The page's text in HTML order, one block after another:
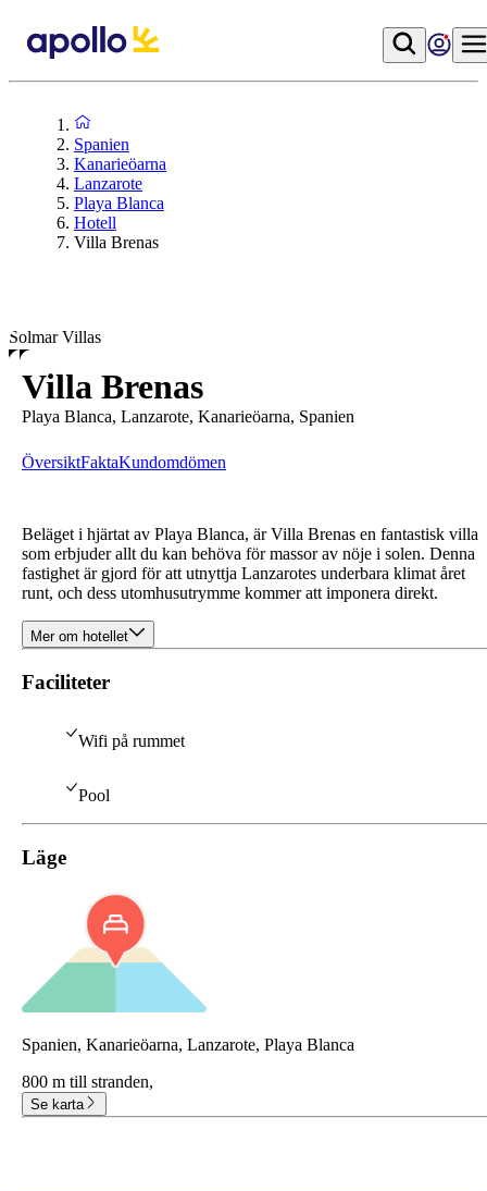
Spanien
Kanarieöarna
Lanzarote
Playa Blanca
Hotell
Villa Brenas
Solmar Villas
Villa Brenas
Playa Blanca, Lanzarote, Kanarieöarna, Spanien
ÖversiktFaktaKundomdömen
Beläget i hjärtat av Playa Blanca, är Villa Brenas en fantastisk villa
som erbjuder allt du kan behöva för massor av nöje i solen. Denna
fastighet är gjord för att utnyttja Lanzarotes underbara klimat året
runt, och dess utomhusutrymme kommer att imponera direkt.
Mer om hotellet
Faciliteter
Wifi på rummet
Pool
Läge
Spanien, Kanarieöarna, Lanzarote, Playa Blanca
800 m till stranden,
Se karta